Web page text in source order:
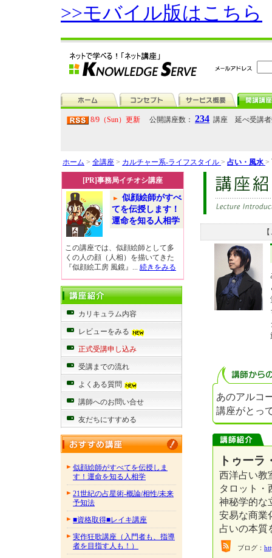
>>モバイル版はこちら
8/9（Sun）更新 公開講座数： 234 講座 延べ受講
ホーム > 全講座 > カルチャー系-ライフスタイル > 占い・風水 >
[PR]事務局イチオシ講座
似顔絵師がすべ
てを伝授します！
運命を知る人相学
この講座では、似顔絵師として多
くの人の顔（人相）を描いてきた
『似顔絵工房 風鏡』... 続きをみる
カリキュラム内容
レビューをみる
正式受講申し込み
受講までの流れ
よくある質問
講師へのお問い合せ
友だちにすすめる
似顔絵師がすべてを伝授しま
す！運命を知る人相学
21世紀の占星術-概論/相性/未来
予知法
■資格取得■レイキ講座
実作狂歌講座（入門者も、指導
者を目指す人も！）
あのアルコ
講座がとっ
トゥーラ
西洋占い教
タロット・
神秘学的な
安易な商業
占いの本質
ブログ：